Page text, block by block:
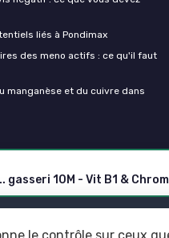
gasseri 10M - Vit B1 &
liés à Pondimax
des meno actifs : ce qu'il faut
manganèse et du cuivre dans
© Mes